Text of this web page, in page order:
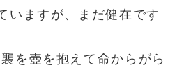
いますが、まだ健在です
を壺を抱えて命からがら